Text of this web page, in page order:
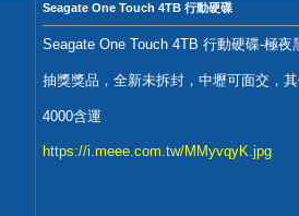
Seagate One Touch 4TB 行動硬碟
Seagate One Touch 4TB 行動硬碟-極夜
抽獎獎品，全新未拆封，中壢可面交，
4000含運
https://i.meee.com.tw/MMyvqyK.jpg